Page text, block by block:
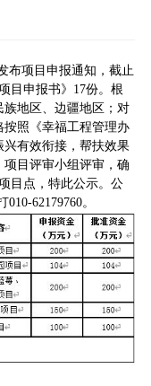
布项目申报通知，截止
目申报书》17份。根
地区、边疆地区；对
照《幸福工程管理办
有效衔接，帮扶效果
目评审小组评审，确
目点，特此公示。公
62179760。